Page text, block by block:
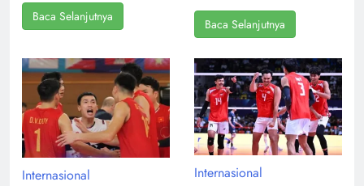
Baca Selanjutnya Baca Selanjutnya
Internasional Internasional